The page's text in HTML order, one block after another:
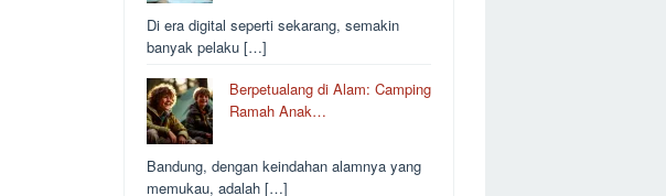
Di era digital seperti sekarang, semakin
banyak pelaku […]
Berpetualang di Alam: Camping
Ramah Anak…
Bandung, dengan keindahan alamnya yang
memukau, adalah […]